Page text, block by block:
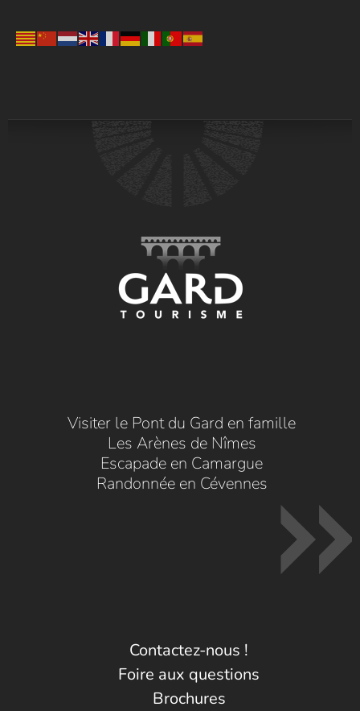
Visiter le Pont du Gard en famille
Les Arènes de Nîmes
Escapade en Camargue
Randonnée en Cévennes
Contactez-nous !
Foire aux questions
Brochures